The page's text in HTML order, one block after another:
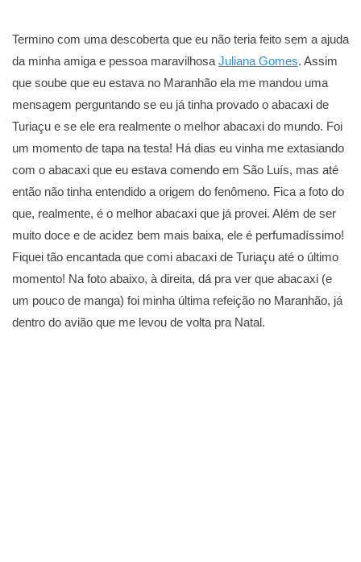
Termino com uma descoberta que eu não teria feito sem a ajuda
da minha amiga e pessoa maravilhosa Juliana Gomes. Assim
que soube que eu estava no Maranhão ela me mandou uma
mensagem perguntando se eu já tinha provado o abacaxi de
Turiaçu e se ele era realmente o melhor abacaxi do mundo. Foi
um momento de tapa na testa! Há dias eu vinha me extasiando
com o abacaxi que eu estava comendo em São Luís, mas até
então não tinha entendido a origem do fenômeno. Fica a foto do
que, realmente, é o melhor abacaxi que já provei. Além de ser
muito doce e de acidez bem mais baixa, ele é perfumadíssimo!
Fiquei tão encantada que comi abacaxi de Turiaçu até o último
momento! Na foto abaixo, à direita, dá pra ver que abacaxi (e
um pouco de manga) foi minha última refeição no Maranhão, já
dentro do avião que me levou de volta pra Natal.